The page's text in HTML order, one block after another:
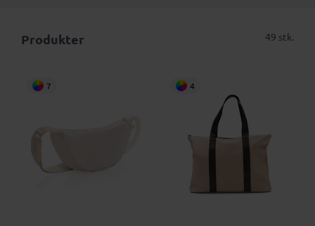
Produkter 49 stk.
7 4